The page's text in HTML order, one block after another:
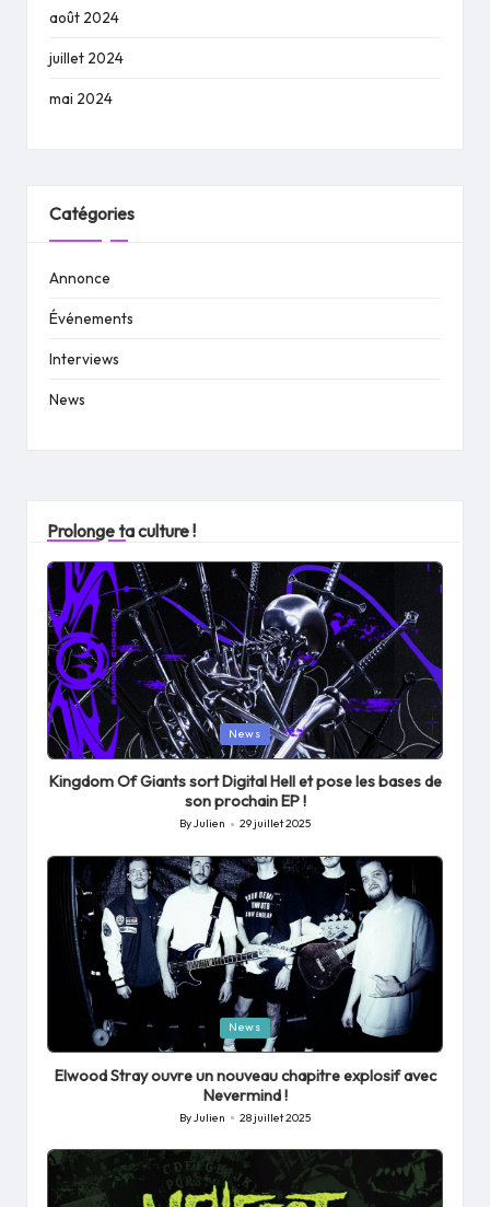
août 2024
juillet 2024
mai 2024
Catégories
Annonce
Événements
Interviews
News
Prolonge ta culture !
Posted
in
News
Kingdom Of Giants sort Digital Hell et pose les bases de
son prochain EP !
Posted
ByJulien 29 juillet 2025
Posted
in
News
Elwood Stray ouvre un nouveau chapitre explosif avec
Nevermind !
Posted
by
ByJulien 28 juillet 2025